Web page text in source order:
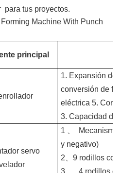
para tus proyectos.
principal
1. Expansión
conversión de
eléctrica 5.
3. Capacidad de
servo
1 、
y negativo)
2、9 rodillos
3 、
4 rodillos